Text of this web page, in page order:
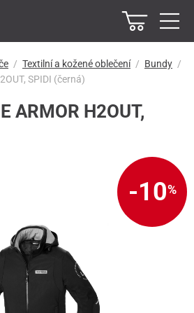
Textilní a kožené oblečení
Bundy
SPIDI (černá)
ARMOR H2OUT,
-10%